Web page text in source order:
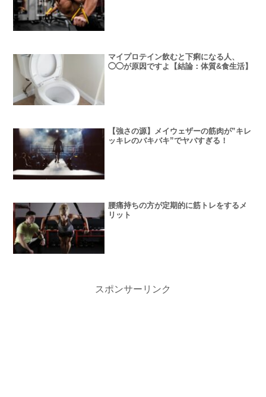
マイプロテイン飲むと下痢になる人、
◯◯が原因ですよ【結論：体質&食生活】
【強さの源】メイウェザーの筋肉が”キレ
ッキレのバキバキ”でヤバすぎる！
腰痛持ちの方が定期的に筋トレをするメ
リット
スポンサーリンク